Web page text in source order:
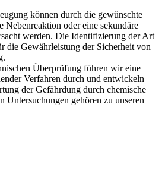
können durch die gewünschte
Nebenreaktion oder eine sekundäre
werden. Die Identifizierung der Art
die Gewährleistung der Sicherheit von
Überprüfung führen wir eine
Verfahren durch und entwickeln
der Gefährdung durch chemische
Untersuchungen gehören zu unseren